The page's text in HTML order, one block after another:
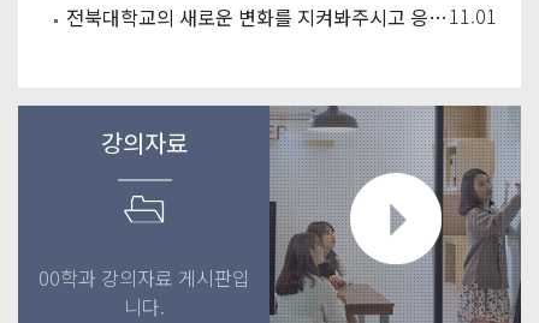
전북대학교의 새로운 변화를 지켜봐주시고 응원해주시기 바랍니다.11.01
강의자료
00학과 강의자료 게시판입
니다.